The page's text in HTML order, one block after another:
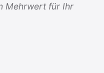
Mehrwert für Ihr